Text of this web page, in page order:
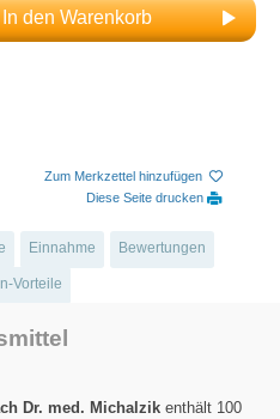
In den Warenkorb
Zum Merkzettel hinzufügen
Diese Seite drucken
Einnahme Bewertungen
Vorteile
Dr. med. Michalzik enthält 100